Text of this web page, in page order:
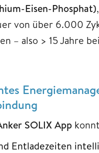
Eisen-Phosphat)
von über 6.000
– also > 15 Jahre
SOLIX App
Entladezeiten